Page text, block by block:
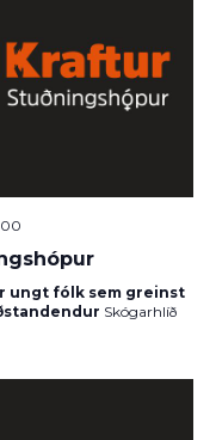
ungt fólk sem greinst
Skógarhlíð